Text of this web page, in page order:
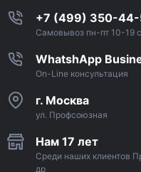
+7 (499) 350-
Самовывоз пн-пт 10-19
WhatshApp
On-Line консультация
г. Москва
ул. Профсоюзная
Нам 17 лет
Среди наших клиентов
др